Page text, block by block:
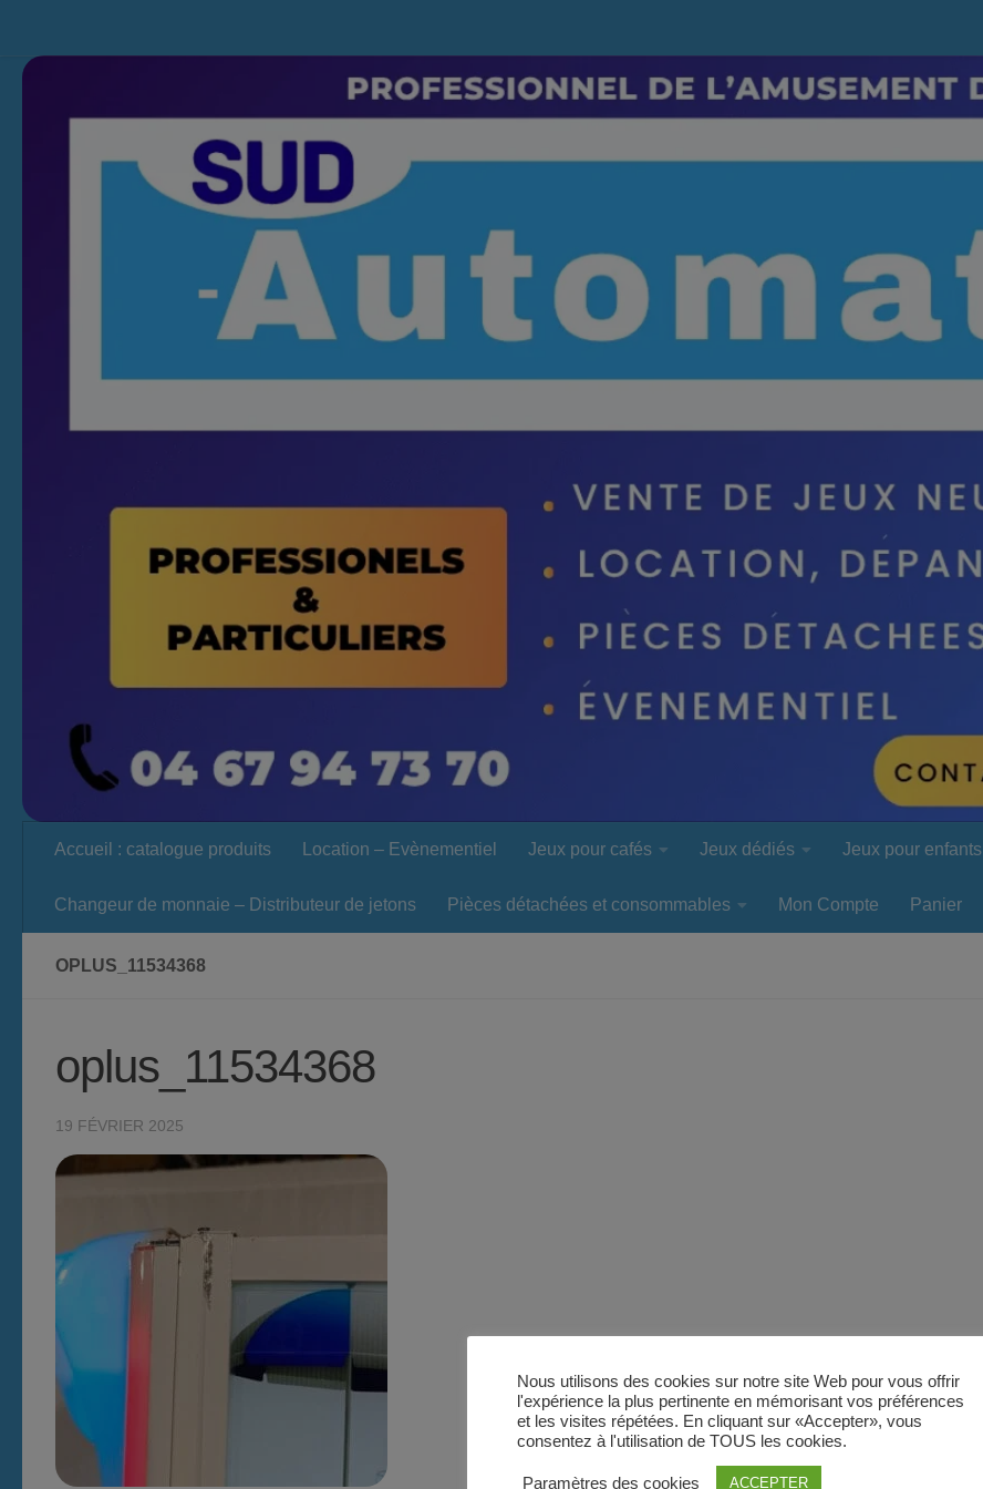
Accueil : catalogue produits Location – Evènementiel Jeux pour cafés Jeux dédiés Jeux pour enfants
Changeur de monnaie – Distributeur de jetons Pièces détachées et consommables Mon Compte Panier
OPLUS_11534368
oplus_11534368
19 FÉVRIER 2025
Nous utilisons des cookies sur notre site Web pour vous offrir
l'expérience la plus pertinente en mémorisant vos préférences
et les visites répétées. En cliquant sur «Accepter», vous
consentez à l'utilisation de TOUS les cookies.
Paramètres des cookies ACCEPTER